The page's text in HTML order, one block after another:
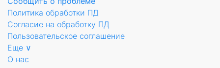
Политика обработки ПД
Согласие на обработку ПД
Пользовательское соглашение
Еще ∨
О нас